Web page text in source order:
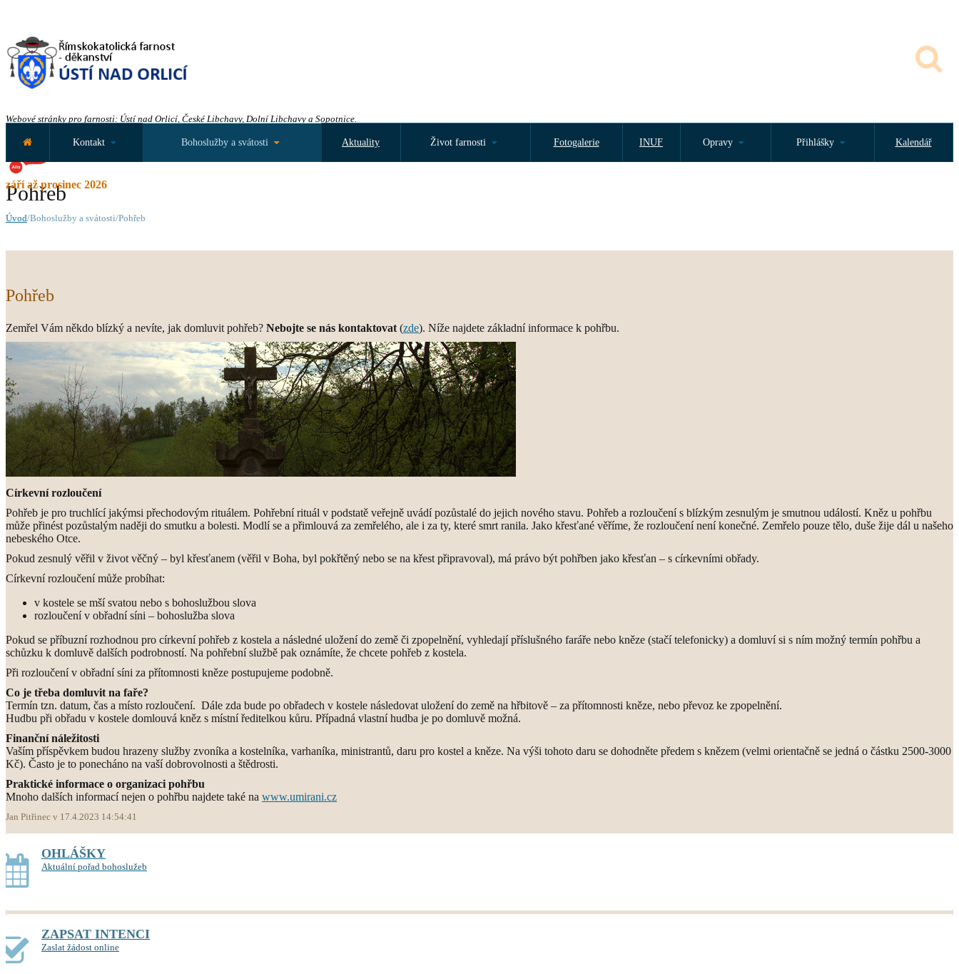
Webové stránky pro farnosti: Ústí nad Orlicí, České Libchavy, Dolní Libchavy a Sopotnice.
září až prosinec 2026
Kontakt Bohoslužby a svátosti Aktuality Život farnosti Fotogalerie INUF Opravy Přihlášky Kalendář
Pohřeb
Úvod/Bohoslužby a svátosti/Pohřeb
Pohřeb
Zemřel Vám někdo blízký a nevíte, jak domluvit pohřeb? Nebojte se nás kontaktovat (zde). Níže najdete základní informace k pohřbu.
Církevní rozloučení
Pohřeb je pro truchlící jakýmsi přechodovým rituálem. Pohřební rituál v podstatě veřejně uvádí pozůstalé do jejich nového stavu. Pohřeb a rozloučení s blízkým zesnulým je smutnou událostí. Kněz u pohřbu
může přinést pozůstalým naději do smutku a bolesti. Modlí se a přimlouvá za zemřelého, ale i za ty, které smrt ranila. Jako křesťané věříme, že rozloučení není konečné. Zemřelo pouze tělo, duše žije dál u našeho
nebeského Otce.
Pokud zesnulý věřil v život věčný – byl křesťanem (věřil v Boha, byl pokřtěný nebo se na křest připravoval), má právo být pohřben jako křesťan – s církevními obřady.
Církevní rozloučení může probíhat:
v kostele se mší svatou nebo s bohoslužbou slova
rozloučení v obřadní síni – bohoslužba slova
Pokud se příbuzní rozhodnou pro církevní pohřeb z kostela a následné uložení do země či zpopelnění, vyhledají příslušného faráře nebo kněze (stačí telefonicky) a domluví si s ním možný termín pohřbu a
schůzku k domluvě dalších podrobností. Na pohřební službě pak oznámíte, že chcete pohřeb z kostela.
Při rozloučení v obřadní síni za přítomnosti kněze postupujeme podobně.
Co je třeba domluvit na faře?
Termín tzn. datum, čas a místo rozloučení. Dále zda bude po obřadech v kostele následovat uložení do země na hřbitově – za přítomnosti kněze, nebo převoz ke zpopelnění.
Hudbu při obřadu v kostele domlouvá kněz s místní ředitelkou kůru. Případná vlastní hudba je po domluvě možná.
Finanční náležitosti
Vaším příspěvkem budou hrazeny služby zvoníka a kostelníka, varhaníka, ministrantů, daru pro kostel a kněze. Na výši tohoto daru se dohodněte předem s knězem (velmi orientačně se jedná o částku 2500-3000
Kč). Často je to ponecháno na vaší dobrovolnosti a štědrosti.
Praktické informace o organizaci pohřbu
Mnoho dalších informací nejen o pohřbu najdete také na www.umirani.cz
Jan Pitřinec v 17.4.2023 14:54:41
OHLÁŠKY
Aktuální pořad bohoslužeb
ZAPSAT INTENCI
Zaslat žádost online